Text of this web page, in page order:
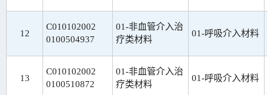
12
C010102002
0100504937
01-非血管介入治
疗类材料
01-呼吸介入材料
13
C010102002
0100510872
01-非血管介入治
疗类材料
01-呼吸介入材料